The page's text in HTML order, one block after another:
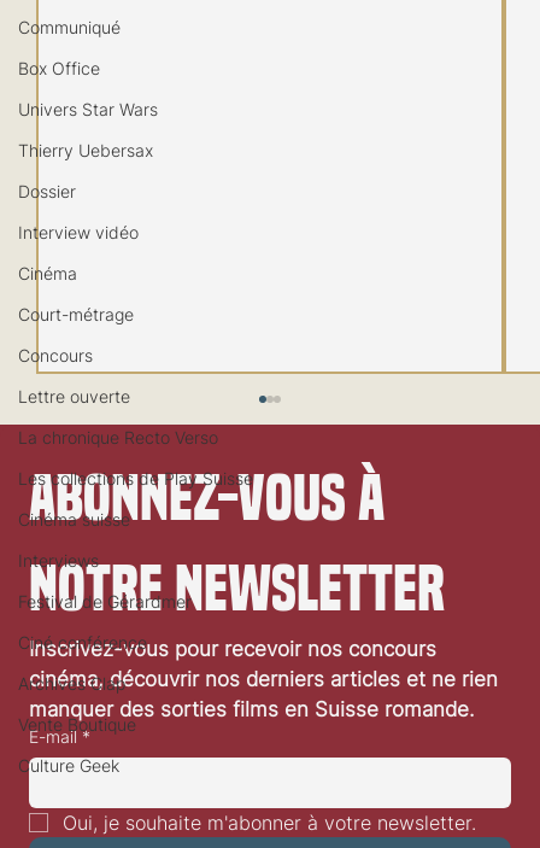
Communiqué
Box Office
Univers Star Wars
Thierry Uebersax
Dossier
Interview vidéo
Cinéma
Court-métrage
Concours
Lettre ouverte
La chronique Recto Verso
Les collections de Play Suisse
Cinéma suisse
Interviews
Festival de Gérardmer
Ciné conférence
Archives Clap
Vente Boutique
Culture Geek
Festival de Locarno 2026: Taxi Driver
Abonnez-vous à
notre newsletter
Inscrivez-vous pour recevoir nos concours
cinéma, découvrir nos derniers articles et ne rien
manquer des sorties films en Suisse romande.
E-mail *
Oui, je souhaite m'abonner à votre newsletter.